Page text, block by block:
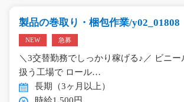
製品の巻取り・梱包作業/y02_01808
NEW 急募
＼3交替勤務でしっかり稼げる♪／ ビニー
扱う工場で ロール…
長期（3ヶ月以上）